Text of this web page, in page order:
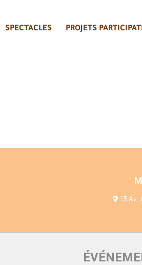
SPECTACLES PROJETS
15 Av.